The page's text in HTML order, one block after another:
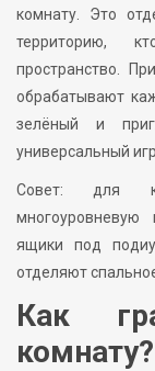
комнату. Это
территорию,
пространство.
обрабатывают
зелёный и
универсальный
Совет: для
ящики под
отделяют
Как
комнату?